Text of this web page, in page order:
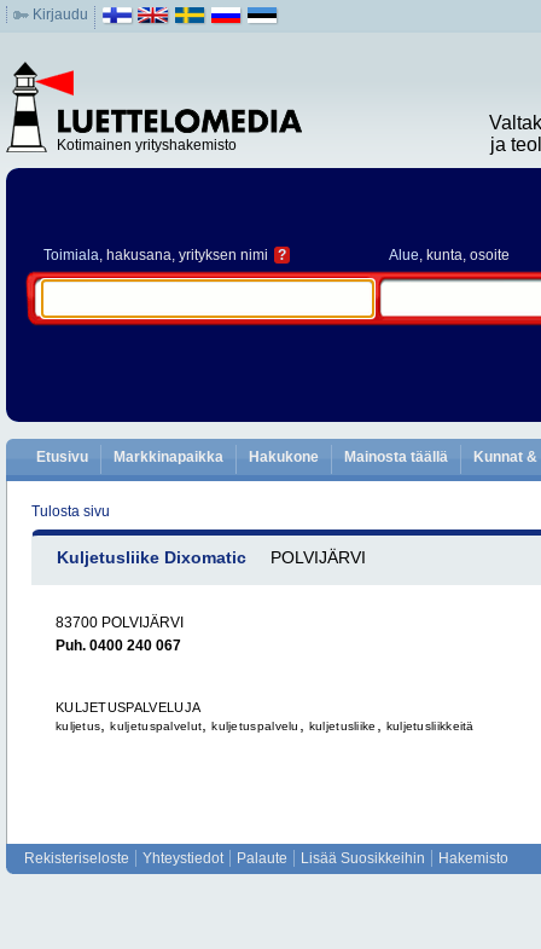
Kirjaudu
Kotimainen yrityshakemisto
ja
Toimiala, hakusana, yrityksen nimi ? Alue, kunta, osoite
Etusivu Markkinapaikka Hakukone Mainosta täällä Kunnat
Tulosta sivu
Kuljetusliike Dixomatic POLVIJÄRVI
83700 POLVIJÄRVI
Puh. 0400 240 067
KULJETUSPALVELUJA
kuljetus ,kuljetuspalvelut ,kuljetuspalvelu kuljetusliike kuljetusliikkeitä
Rekisteriseloste Yhteystiedot Palaute Lisää Suosikkeihin Hakemisto